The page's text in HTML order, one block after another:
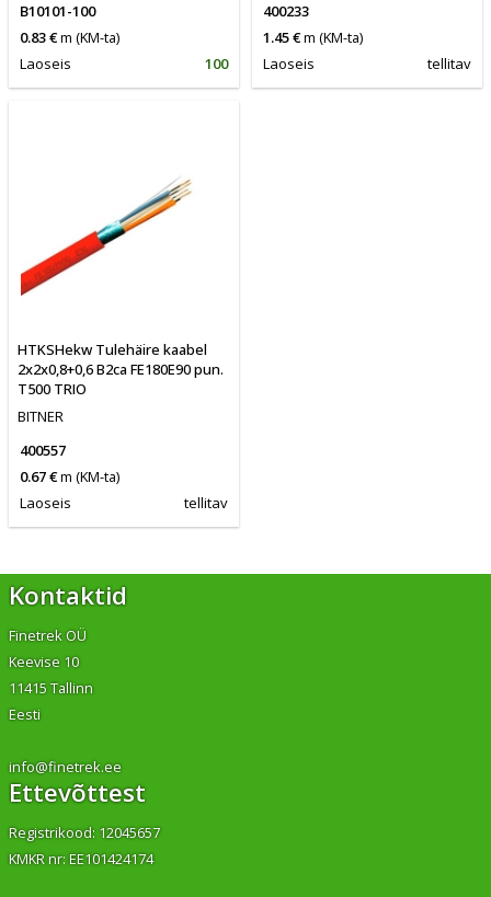
B10101-100
0.83 €m (KM-ta)
Laoseis
100
400233
1.45 €m (KM-ta)
Laoseis
tellitav
HTKSHekw Tulehäire kaabel
2x2x0,8+0,6 B2ca FE180E90 pun.
T500 TRIO
BITNER
400557
0.67 €m (KM-ta)
Laoseis
tellitav
Kontaktid
Finetrek OÜ
Keevise 10
11415 Tallinn
Eesti
info@finetrek.ee
Ettevõttest
Registrikood: 12045657
KMKR nr: EE101424174